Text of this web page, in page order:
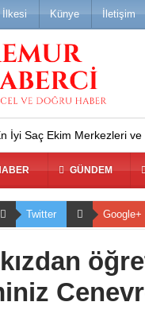
Künye İletişim
Ekim Merkezleri ve
GÜNDEM
Twitter Google+